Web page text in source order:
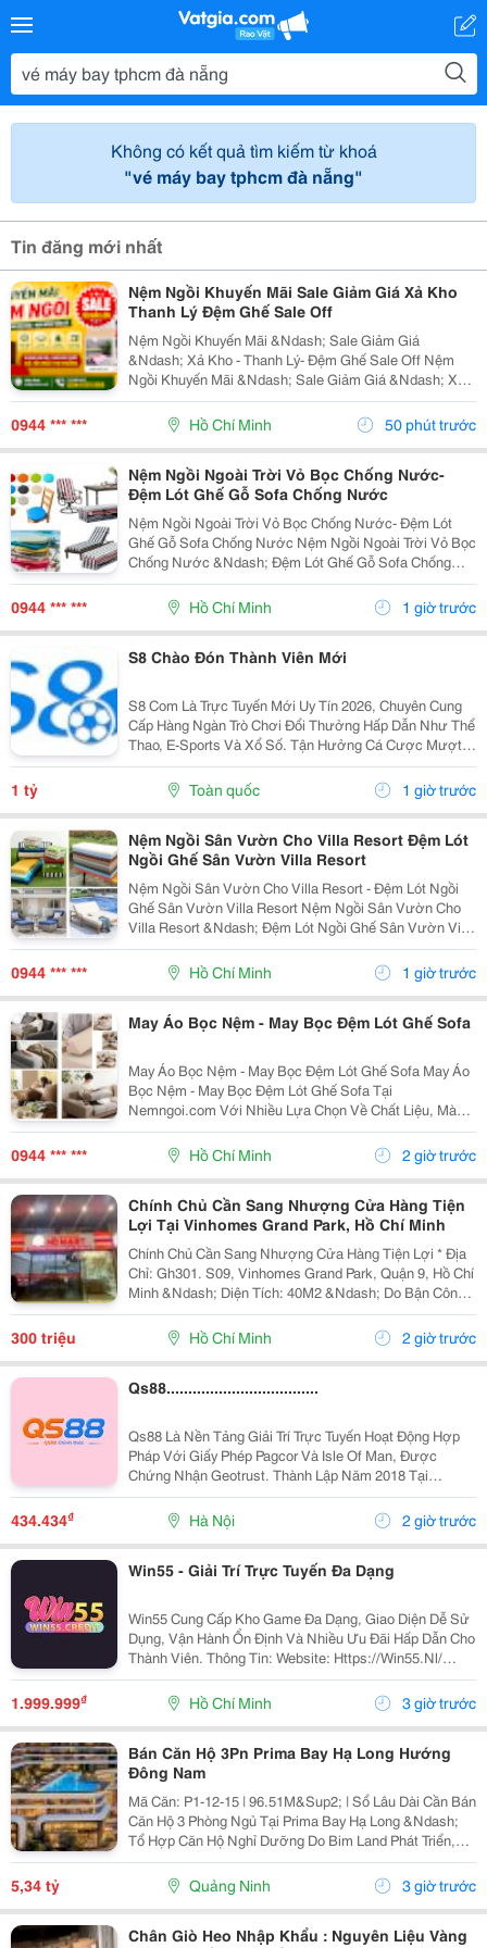
Không có kết quả tìm kiếm từ khoá
"vé máy bay tphcm đà nẵng"
Tin đăng mới nhất
Nệm Ngồi Khuyến Mãi Sale Giảm Giá Xả Kho
Thanh Lý Đệm Ghế Sale Off
Nệm Ngồi Khuyến Mãi &Ndash; Sale Giảm Giá
&Ndash; Xả Kho - Thanh Lý- Đệm Ghế Sale Off Nệm
Ngồi Khuyến Mãi &Ndash; Sale Giảm Giá &Ndash; Xả
Kho &Ndash; Thanh Lý &Ndash; Đệm Ghế Sale Off Tại
Nemngoi.com Đang Có Nhiều Mức Ưu Đãi Và Chiết
Khấu Theo Số...
0944 *** *** Hồ Chí Minh 50 phút trước
Nệm Ngồi Ngoài Trời Vỏ Bọc Chống Nước-
Đệm Lót Ghế Gỗ Sofa Chống Nước
Nệm Ngồi Ngoài Trời Vỏ Bọc Chống Nước- Đệm Lót
Ghế Gỗ Sofa Chống Nước Nệm Ngồi Ngoài Trời Vỏ Bọc
Chống Nước &Ndash; Đệm Lót Ghế Gỗ Sofa Chống
Nước Được Cung Cấp Với Nhiều Lựa Chọn Về Chất
Liệu Vỏ, Ruột Nệm, Độ Dày, Kích Thước Và Màu Sắc.
Sản Phẩm...
0944 *** *** Hồ Chí Minh 1 giờ trước
S8 Chào Đón Thành Viên Mới
S8 Com Là Trực Tuyến Mới Uy Tín 2026, Chuyên Cung
Cấp Hàng Ngàn Trò Chơi Đổi Thưởng Hấp Dẫn Như Thể
Thao, E-Sports Và Xổ Số. Tận Hưởng Cá Cược Mượt
Mà, Nạp Rút Nhanh Chóng, Ưu Đãi Cực Khủng Dành
Cho Mọi Hội Viên. Tên Thương Hiệu: S8 Website:...
1 tỷ Toàn quốc 1 giờ trước
Nệm Ngồi Sân Vườn Cho Villa Resort Đệm Lót
Ngồi Ghế Sân Vườn Villa Resort
Nệm Ngồi Sân Vườn Cho Villa Resort - Đệm Lót Ngồi
Ghế Sân Vườn Villa Resort Nệm Ngồi Sân Vườn Cho
Villa Resort &Ndash; Đệm Lót Ngồi Ghế Sân Vườn Villa
Resort Tại Nemngoi.com Có Nhiều Lựa Chọn Về Vật
Liệu, Cấu Hình, Màu Sắc Và Thông Số Kỹ Thuật. Sản...
0944 *** *** Hồ Chí Minh 1 giờ trước
May Áo Bọc Nệm - May Bọc Đệm Lót Ghế Sofa
May Áo Bọc Nệm - May Bọc Đệm Lót Ghế Sofa May Áo
Bọc Nệm - May Bọc Đệm Lót Ghế Sofa Tại
Nemngoi.com Với Nhiều Lựa Chọn Về Chất Liệu, Màu
Sắc, Kiểu Dáng Và Kích Thước. Sản Phẩm Được Tư
Vấn Theo Nhu Cầu Thực Tế, Hỗ Trợ Báo Giá Nhanh,
Khuyến Mãi, Ưu...
0944 *** *** Hồ Chí Minh 2 giờ trước
Chính Chủ Cần Sang Nhượng Cửa Hàng Tiện
Lợi Tại Vinhomes Grand Park, Hồ Chí Minh
Chính Chủ Cần Sang Nhượng Cửa Hàng Tiện Lợi * Địa
Chỉ: Gh301. S09, Vinhomes Grand Park, Quận 9, Hồ Chí
Minh &Ndash; Diện Tích: 40M2 &Ndash; Do Bận Công
Việc Đi Nước Ngoài Không Quản Lý Được Nên Mình
Cần Sang Lại Cửa Hàng, &Ndash; Cửa...
300 triệu Hồ Chí Minh 2 giờ trước
Qs88...................................
Qs88 Là Nền Tảng Giải Trí Trực Tuyến Hoạt Động Hợp
Pháp Với Giấy Phép Pagcor Và Isle Of Man, Được
Chứng Nhận Geotrust. Thành Lập Năm 2018 Tại
Philippines, Qs88 Cam Kết Mang Đến Môi Trường Giải
Trí Minh Bạch, Bảo Mật Cao Và Đáng Tin Cậy Cho
Người Chơi...
434.434₫ Hà Nội 2 giờ trước
Win55 - Giải Trí Trực Tuyến Đa Dạng
Win55 Cung Cấp Kho Game Đa Dạng, Giao Diện Dễ Sử
Dụng, Vận Hành Ổn Định Và Nhiều Ưu Đãi Hấp Dẫn Cho
Thành Viên. Thông Tin: Website: Https://Win55.Nl/
Email: Contact@Win55.Nl Sđt: 0809037590 Địa Chỉ: 54
Đ. Dd5, Đông Hưng Thuận, Hồ Chí Minh, Việt Nam...
1.999.999₫ Hồ Chí Minh 3 giờ trước
Bán Căn Hộ 3Pn Prima Bay Hạ Long Hướng
Đông Nam
Mã Căn: P1-12-15 | 96.51M&Sup2; | Sổ Lâu Dài Cần Bán
Căn Hộ 3 Phòng Ngủ Tại Prima Bay Hạ Long &Ndash;
Tổ Hợp Căn Hộ Nghỉ Dưỡng Do Bim Land Phát Triển,
Mặt Đường Hoàng Quốc Việt, Bán Đảo 1 Halong
Marina, Bãi Cháy, Hạ Long. ✅ Hướng Đông Nam,
Thoáng...
5,34 tỷ Quảng Ninh 3 giờ trước
Chân Giò Heo Nhập Khẩu : Nguyên Liệu Vàng